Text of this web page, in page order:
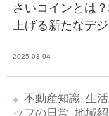
さいコインとは
上げる新たなデ
2025-03-04
不動産知識 生
ッフの日常 地域